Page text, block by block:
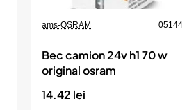
ams-OSRAM 05144
Bec camion 24v h1 70 w
original osram
14.42 lei